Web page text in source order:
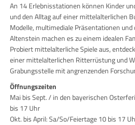
An 14 Erlebnisstationen können Kinder
und den Alltag auf einer mittelalterlichen
Modelle, multimediale Präsentationen
Altenstein machen es zu einem idealen
Probiert mittelalterliche Spiele aus,
einer mittelalterlichen Ritterrüstung und
Grabungsstelle mit angrenzenden
Öffnungszeiten
Mai bis Sept. / in den bayerischen
bis 17 Uhr
Okt. bis April: Sa/So/Feiertage 10 bis 17